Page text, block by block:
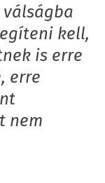
kell,
is erre
erre
nem